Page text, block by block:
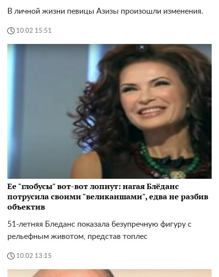
В личной жизни певицы Азизы произошли изменения.
10.02 15:51
Ее "глобусы" вот-вот лопнут: нагая Блёданс
потрусила своими "великаншами", едва не разбив
объектив
51-летняя Бледанс показала безупречную фигуру с
рельефным животом, представ топлес
10.02 13:15